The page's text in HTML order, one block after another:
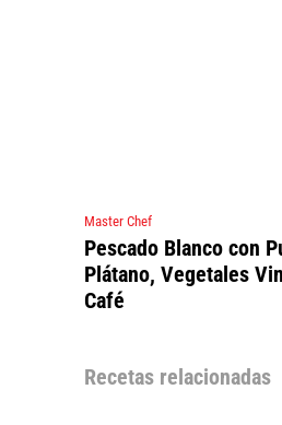
Master Chef
Pescado Blanco con
Plátano, Vegetales
Café
Recetas relacionadas